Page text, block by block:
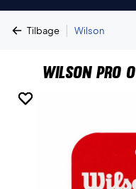
Tilbage | Wilson
Wilson Pro